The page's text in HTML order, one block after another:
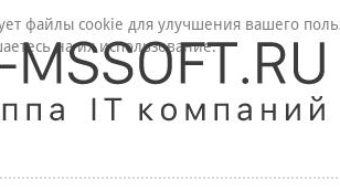
файлы cookie для улучшения вашего
на их использование.